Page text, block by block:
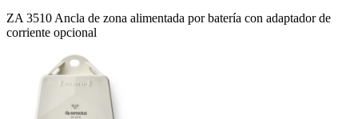
ZA 3510 Ancla de zona alimentada por batería con adaptador de
corriente opcional